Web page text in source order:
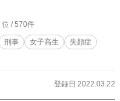
位 / 570件
刑事 女子高生
失顔症
登録日 2022.03.22